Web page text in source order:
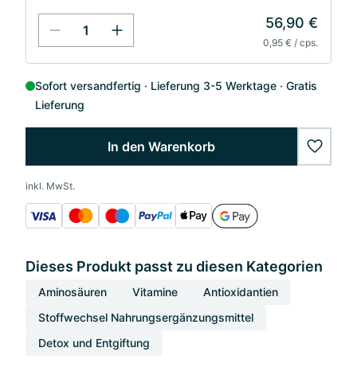
56,90 €
0,95 € / cps.
Sofort versandfertig Lieferung 3-5 Werktage
Gratis
Lieferung
In den Warenkorb
inkl. MwSt.
Dieses Produkt passt zu diesen Kategorien
Aminosäuren Vitamine
Antioxidantien
Stoffwechsel Nahrungsergänzungsmittel
Detox und Entgiftung